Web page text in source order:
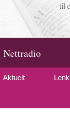
til
Nettradio
Aktuelt